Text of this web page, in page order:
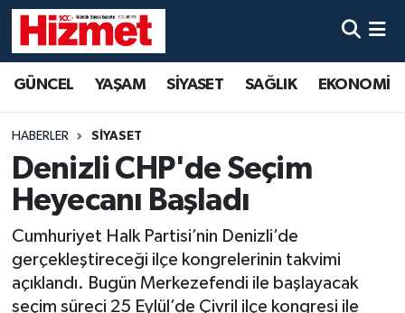
GÜNCEL YAŞAM SİYASET SAĞLIK EKONOMİ
HABERLER SİYASET
Denizli CHP'de Seçim
Heyecanı Başladı
Cumhuriyet Halk Partisi’nin Denizli’de
gerçekleştireceği ilçe kongrelerinin takvimi
açıklandı. Bugün Merkezefendi ile başlayacak
seçim süreci 25 Eylül’de Çivril ilçe kongresi ile
YAŞAM
SİYASET
SAĞLIK
EKONOMİ
KÜLTÜR SANAT
Denizli Hava Durumu
Denizli Trafik Yoğunluk Haritası
Süper Lig Puan Durumu ve Fikstür
Tüm Manşetler
Son Dakika Haberleri